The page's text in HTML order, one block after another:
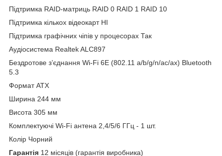
Підтримка RAID-матриць RAID 0 RAID 1 RAID 10
Підтримка кількох відеокарт НІ
Підтримка графічних чіпів у процесорах Так
Аудіосистема Realtek ALC897
Бездротове з’єднання Wi-Fi 6E (802.11 a/b/g/n/ac/ax) Bluetooth
5.3
Формат АТХ
Ширина 244 мм
Висота 305 мм
Комплектуючі Wi-Fi антена 2,4/5/6 ГГц - 1 шт.
Колір Чорний
Гарантія 12 місяців (гарантія виробника)